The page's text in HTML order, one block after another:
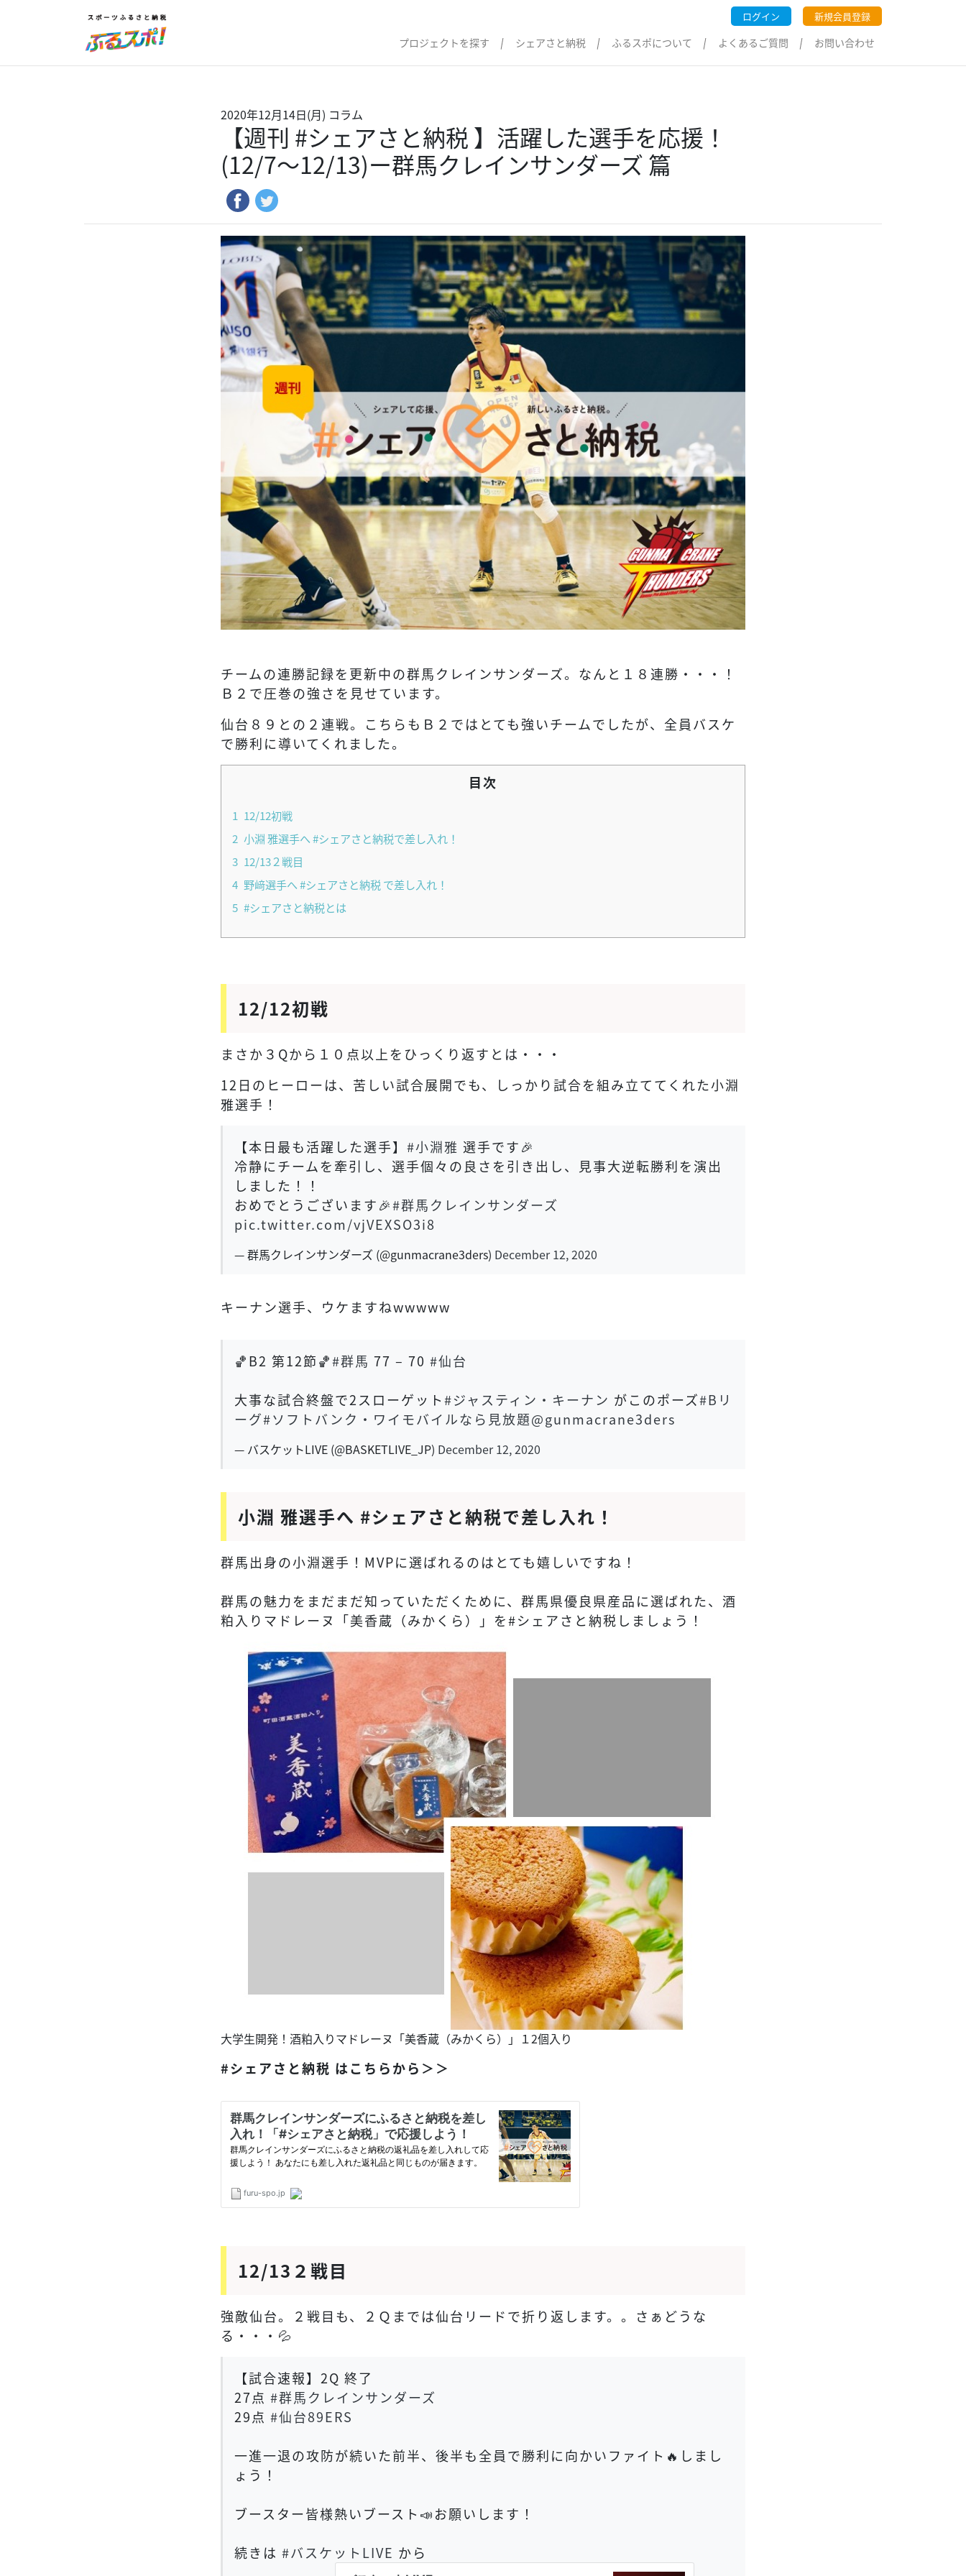
ログイン 新規会員登録
プロジェクトを探す シェアさと納税 ふるスポについて よくあるご質問 お問い合わせ
2020年12月14日(月) コラム
【週刊 #シェアさと納税 】活躍した選手を応援！
(12/7〜12/13)ー群馬クレインサンダーズ 篇
チームの連勝記録を更新中の群馬クレインサンダーズ。なんと１８連勝・・・！
Ｂ２で圧巻の強さを見せています。
仙台８９との２連戦。こちらもＢ２ではとても強いチームでしたが、全員バスケ
で勝利に導いてくれました。
目次
1 12/12初戦
2 小淵 雅選手へ #シェアさと納税で差し入れ！
3 12/13２戦目
4 野﨑選手へ #シェアさと納税 で差し入れ！
5 #シェアさと納税とは
12/12初戦
まさか３Qから１０点以上をひっくり返すとは・・・
12日のヒーローは、苦しい試合展開でも、しっかり試合を組み立ててくれた小淵
雅選手！
【本日最も活躍した選手】 #小淵雅 選手です🎉
冷静にチームを牽引し、選手個々の良さを引き出し、見事大逆転勝利を演出
しました！！
おめでとうございます🎉#群馬クレインサンダーズ
pic.twitter.com/vjVEXSO3i8
— 群馬クレインサンダーズ (@gunmacrane3ders) December 12, 2020
キーナン選手、ウケますねwwwww
🏀B2 第12節🏀#群馬 77 – 70 #仙台
大事な試合終盤で2スローゲット#ジャスティン・キーナン がこのポーズ#Bリ
ーグ#ソフトバンク・ワイモバイルなら見放題@gunmacrane3ders
— バスケットLIVE (@BASKETLIVE_JP) December 12, 2020
小淵 雅選手へ #シェアさと納税で差し入れ！
群馬出身の小淵選手！MVPに選ばれるのはとても嬉しいですね！
群馬の魅力をまだまだ知っていただくために、群馬県優良県産品に選ばれた、酒
粕入りマドレーヌ「美香蔵（みかくら）」を#シェアさと納税しましょう！
大学生開発！酒粕入りマドレーヌ「美香蔵（みかくら）」１2個入り
#シェアさと納税 はこちらから＞＞
12/13２戦目
強敵仙台。２戦目も、２Ｑまでは仙台リードで折り返します。。さぁどうな
る・・・💦
【試合速報】2Q 終了
27点 #群馬クレインサンダーズ
29点 #仙台89ERS
一進一退の攻防が続いた前半、後半も全員で勝利に向かいファイト🔥しまし
ょう！
ブースター皆様熱いブースト📣お願いします！
続きは #バスケットLIVE から